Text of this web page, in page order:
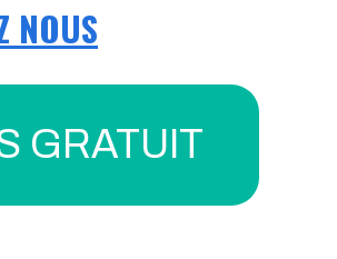
NOUS
GRATUIT